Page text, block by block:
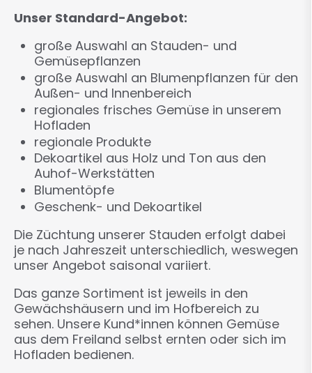
Unser Standard-Angebot:
große Auswahl an Stauden- und
Gemüsepflanzen
große Auswahl an Blumenpflanzen für den
Außen- und Innenbereich
regionales frisches Gemüse in unserem
Hofladen
regionale Produkte
Dekoartikel aus Holz und Ton aus den
Auhof-Werkstätten
Blumentöpfe
Geschenk- und Dekoartikel
Die Züchtung unserer Stauden erfolgt dabei
je nach Jahreszeit unterschiedlich, weswegen
unser Angebot saisonal variiert.
Das ganze Sortiment ist jeweils in den
Gewächshäusern und im Hofbereich zu
sehen. Unsere Kund*innen können Gemüse
aus dem Freiland selbst ernten oder sich im
Hofladen bedienen.